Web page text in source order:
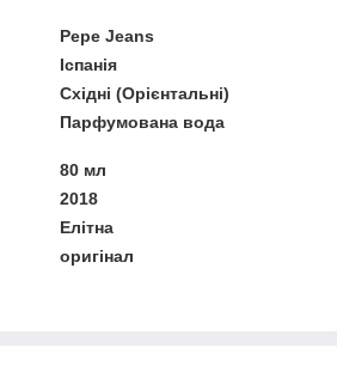
Pepe Jeans
Іспанія
Східні (Орієнтальні)
Парфумована вода
80 мл
2018
Елітна
оригінал